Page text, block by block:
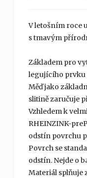
V letošním roce
s tmavým
Základem pro
legujícího prvku
Měď jako
slitině zaručuje
Vzhledem k
RHEINZINK-
odstín povrchu
Povrch se
odstín. Nejde o
Materiál splňuje